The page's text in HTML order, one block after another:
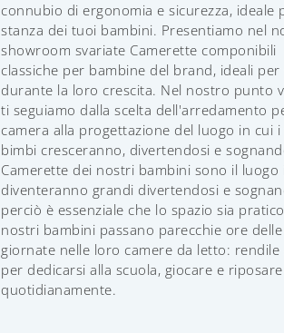
connubio di ergonomia e sicurezza, ideale
stanza dei tuoi bambini. Presentiamo nel
showroom svariate Camerette componibili
classiche per bambine del brand, ideali per
durante la loro crescita. Nel nostro punto
ti seguiamo dalla scelta dell'arredamento
camera alla progettazione del luogo in cui
bimbi cresceranno, divertendosi e
Camerette dei nostri bambini sono il luogo
diventeranno grandi divertendosi e
perciò è essenziale che lo spazio sia
nostri bambini passano parecchie ore
giornate nelle loro camere da letto: rendile
per dedicarsi alla scuola, giocare e riposare
quotidianamente.